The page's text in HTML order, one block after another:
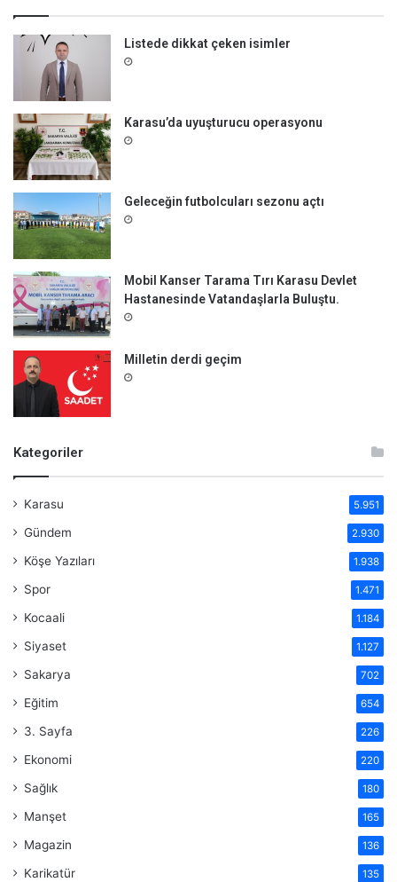
Listede dikkat çeken isimler
Karasu’da uyuşturucu operasyonu
Geleceğin futbolcuları sezonu açtı
Mobil Kanser Tarama Tırı Karasu Devlet
Hastanesinde Vatandaşlarla Buluştu.
Milletin derdi geçim
Kategoriler
Karasu 5.951
Gündem 2.930
Köşe Yazıları 1.938
Spor 1.471
Kocaali 1.184
Siyaset 1.127
Sakarya 702
Eğitim 654
3. Sayfa 226
Ekonomi 220
Sağlık 180
Manşet 165
Magazin 136
Karikatür 135